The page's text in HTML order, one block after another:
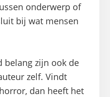
onderwerp of
bij wat mensen
belang zijn ook de
zelf. Vindt
dan heeft het